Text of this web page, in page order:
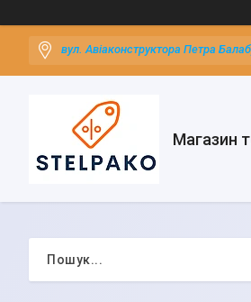
вул. Авіаконструктора Петра
Магазин